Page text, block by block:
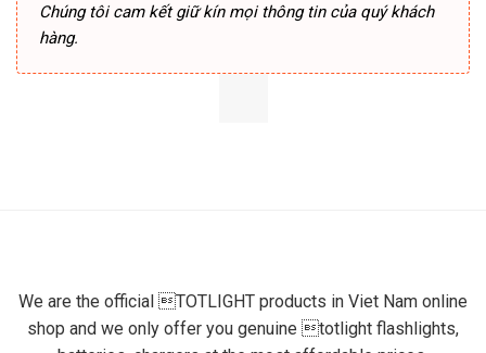
Chúng tôi cam kết giữ kín mọi thông tin của quý khách
hàng.
We are the official TOTLIGHT products in Viet Nam online
shop and we only offer you genuine totlight flashlights,